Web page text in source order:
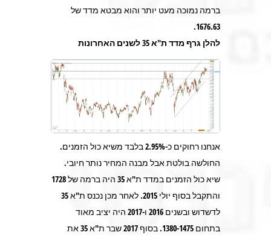
ברמה נמוכה מעט יותר והוא מבטא מדד של
1676.63.
להלן גרף מדד ת"א 35 לשנים האחרונות
אנחנו רחוקים כ-2.95% בלבד משיא כול הזמנים.
החולשה בולטת אבל מבנה המחיר נותר חיובי.
שיא כול הזמנים במדד ת"א 35 היה ברמה של 1728
והתקבל בסוף יולי 2015. לאחר מכן נכנס ת"א 35
לדשדוש ובשנים 2016 ו-2017 היה יציב מאוד
בתחום 1380-1475. בסוף 2017 שבר ת"א 35 את